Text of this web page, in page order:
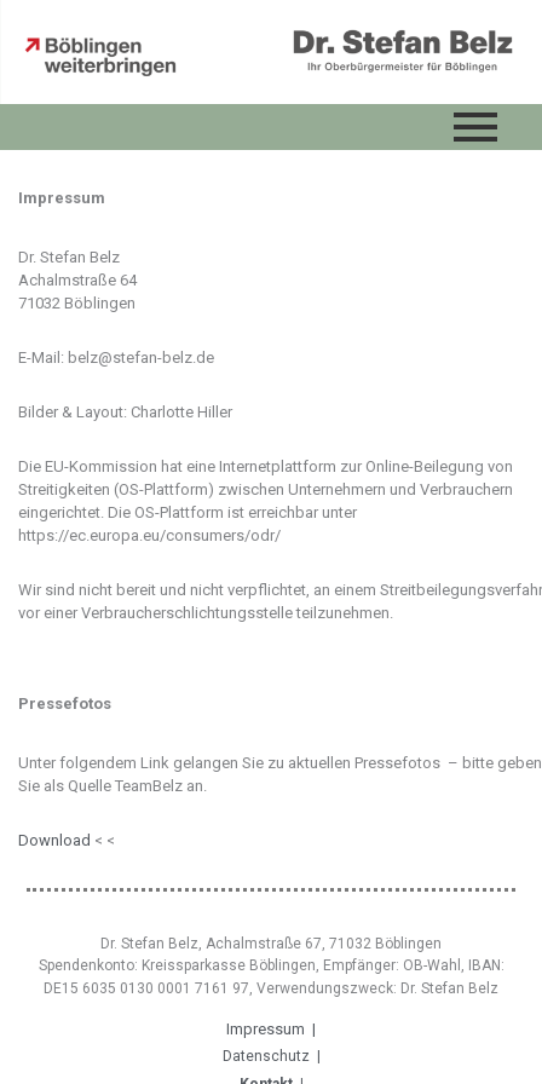
Inhalt
springen
Impressum
Dr. Stefan Belz
Achalmstraße 64
71032 Böblingen
E-Mail: belz@stefan-belz.de
Bilder & Layout: Charlotte Hiller
Die EU-Kommission hat eine Internetplattform zur Online-Beilegung von
Streitigkeiten (OS-Plattform) zwischen Unternehmern und Verbrauchern
eingerichtet. Die OS-Plattform ist erreichbar unter
https://ec.europa.eu/consumers/odr/
Wir sind nicht bereit und nicht verpflichtet, an einem
vor einer Verbraucherschlichtungsstelle teilzunehmen.
Pressefotos
Unter folgendem Link gelangen Sie zu aktuellen Pressefotos – bitte geben
Sie als Quelle TeamBelz an.
Download < <
Dr. Stefan Belz, Achalmstraße 67, 71032 Böblingen
Spendenkonto: Kreissparkasse Böblingen, Empfänger: OB-Wahl, IBAN:
DE15 6035 0130 0001 7161 97, Verwendungszweck: Dr. Stefan Belz
Impressum |
Datenschutz |